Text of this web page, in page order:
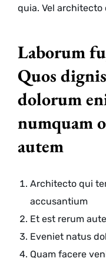
quia. Vel architecto
Laborum
Quos
dolorum
numquam
autem
Architecto qui
accusantium
Et est rerum
Eveniet natus
Quam facere